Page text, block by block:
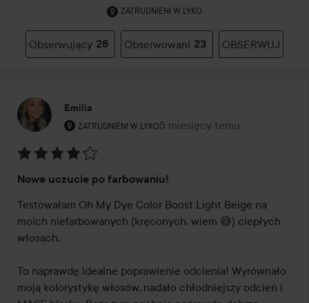
ZATRUDNIENI W LYKO
Obserwujący 28 Obserwowani 23 OBSERWUJ
Emilia
ZATRUDNIENI W LYKO
Rola użytkownika: Zatrudnieni w Lyko.
5 miesięcy temu
Post został utworzony 5
4
z
5
Nowe uczucie po farbowaniu!
Testowałam Oh My Dye Color Boost Light Beige na
moich niefarbowanych (kręconych, wiem 😅) ciepłych
włosach.
To naprawdę idealne poprawienie odcienia! Wyrównało
moją kolorystykę włosów, nadało chłodniejszy odcień i